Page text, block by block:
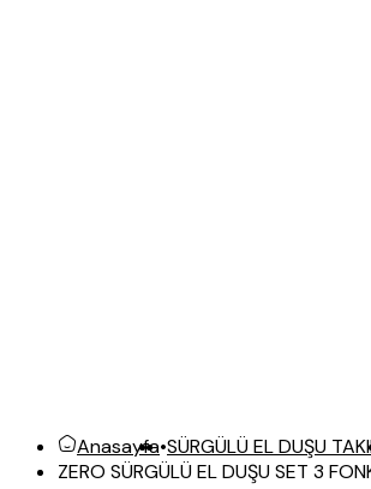
Anasayfa•SÜRGÜLÜ EL DUŞU
ZERO SÜRGÜLÜ EL DUŞU SET 3